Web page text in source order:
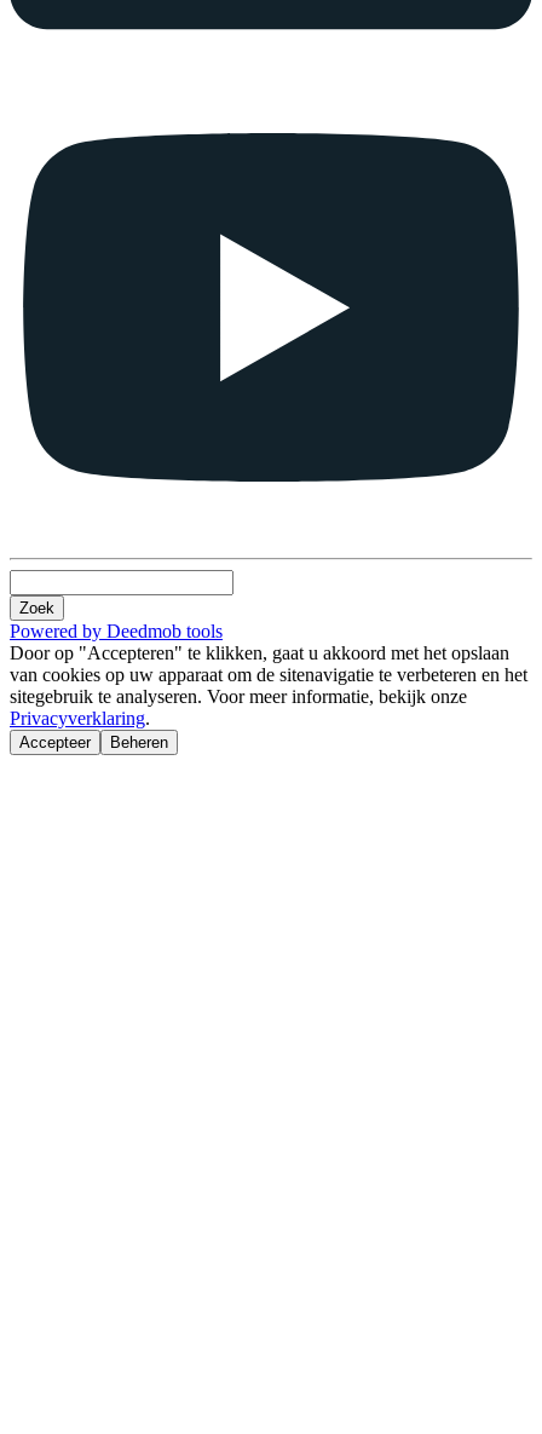
Zoek
Powered by Deedmob tools
Door op "Accepteren" te klikken, gaat u akkoord met het opslaan
van cookies op uw apparaat om de sitenavigatie te verbeteren en het
sitegebruik te analyseren. Voor meer informatie, bekijk onze
Privacyverklaring.
Accepteer Beheren